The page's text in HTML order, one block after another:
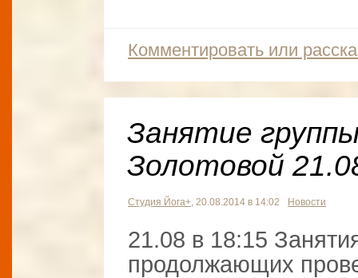
Комментировать или
Занятие
Золотовой
Студия Йога+ , 20.08.2014 в 14:02 Новости
21.08 в 18:15
продолжающих